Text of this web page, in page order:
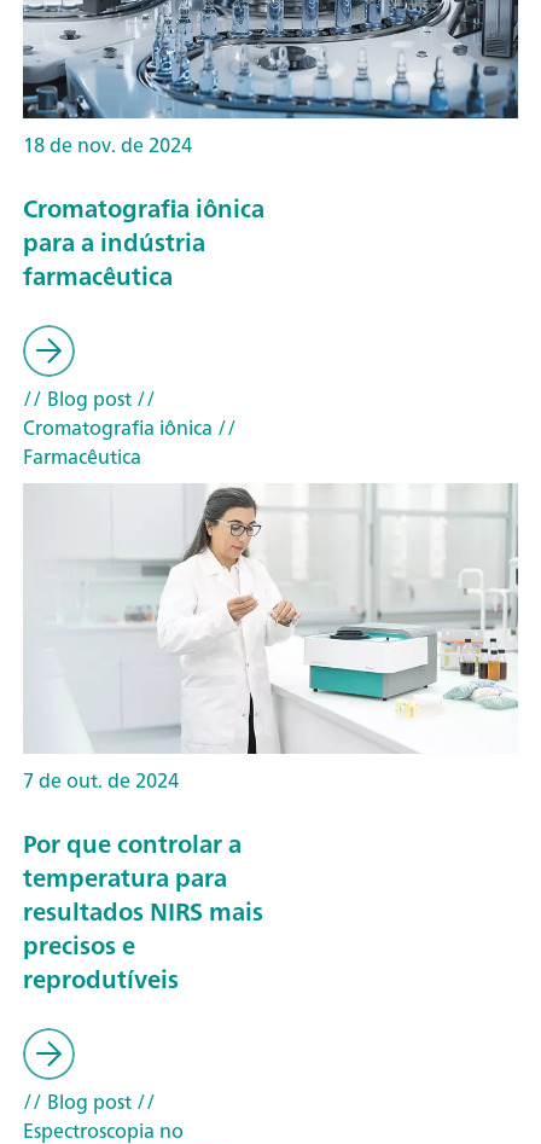
18 de nov. de 2024
Cromatografia iônica
para a indústria
farmacêutica
// Blog post//
Cromatografia iônica //
Farmacêutica
7 de out. de 2024
Por que controlar a
temperatura para
resultados NIRS mais
precisos e
reprodutíveis
// Blog post//
Espectroscopia no